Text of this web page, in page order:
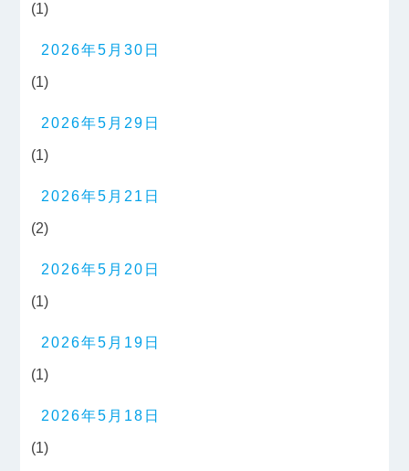
(1)
2026年5月30日
(1)
2026年5月29日
(1)
2026年5月21日
(2)
2026年5月20日
(1)
2026年5月19日
(1)
2026年5月18日
(1)